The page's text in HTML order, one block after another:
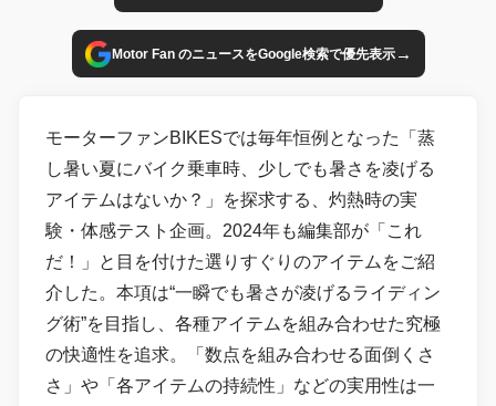
Motor Fan のニュースをGoogle検索で優先表示→
モーターファンBIKESでは毎年恒例となった「蒸
し暑い夏にバイク乗車時、少しでも暑さを凌げる
アイテムはないか？」を探求する、灼熱時の実
験・体感テスト企画。2024年も編集部が「これ
だ！」と目を付けた選りすぐりのアイテムをご紹
介した。本項は“一瞬でも暑さが凌げるライディン
グ術”を目指し、各種アイテムを組み合わせた究極
の快適性を追求。「数点を組み合わせる面倒くさ
さ」や「各アイテムの持続性」などの実用性は一